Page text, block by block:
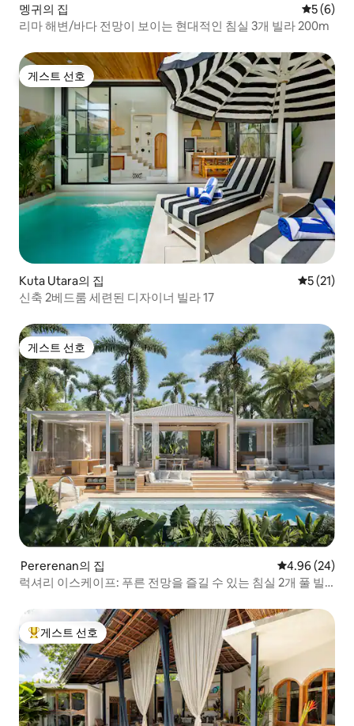
멩귀의 집 평점 5점
5 (6)
리마 해변/바다 전망이 보이는 현대적인 침실 3개 빌라 200m
게스트 선호
게스트 선호
Kuta Utara의 집 평점 5점
5 (21)
신축 2베드룸 세련된 디자이너 빌라 17
게스트 선호
게스트 선호
Pererenan의 집 평점 4.96점(5
4.96 (24)
럭셔리 이스케이프: 푸른 전망을 즐길 수 있는 침실 2개 풀 빌
상위 게스트 선호
게스트 선호